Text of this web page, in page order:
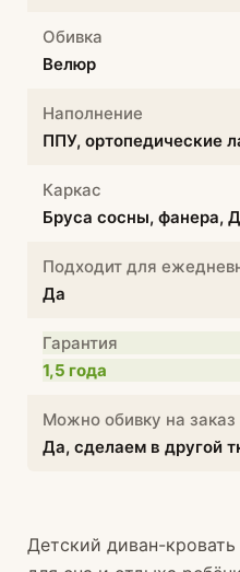
Обивка
Велюр
Наполнение
ППУ, ортопедические
Каркас
Бруса сосны,
Подходит для
Да
Гарантия
1,5 года
Можно обивку на заказ
Да, сделаем в другой
Детский диван-